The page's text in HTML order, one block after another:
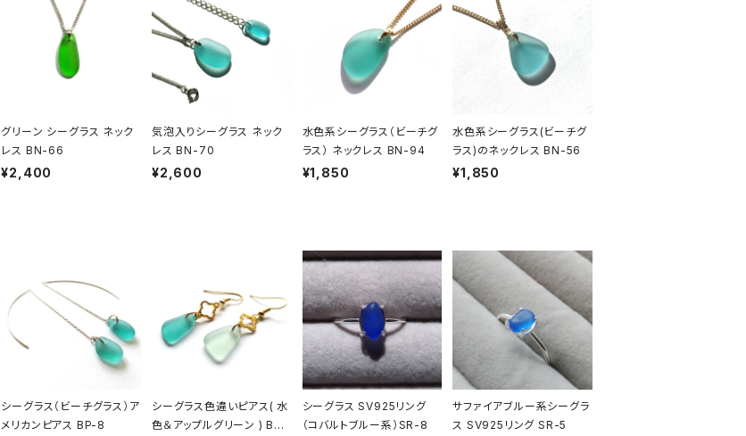
グリーン シーグラス ネック
レス BN-66
¥2,400
気泡入りシーグラス ネック
レス BN-70
¥2,600
水色系シーグラス（ビーチグ
ラス） ネックレス BN-94
¥1,850
水色系シーグラス(ビーチグ
ラス)のネックレス BN-56
¥1,850
シーグラス（ビーチグラス）ア
メリカンピアス BP-8
シーグラス色違いピアス( 水
色＆アップルグリーン ) BP-
シーグラス SV925リング
（コバルトブルー系）SR-8
サファイアブルー系シーグラ
ス SV925リング SR-5